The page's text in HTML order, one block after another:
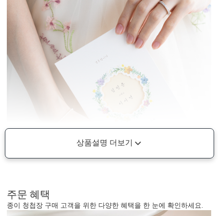
상품설명 더보기
주문 혜택
종이 청첩장 구매 고객을 위한 다양한 혜택을 한 눈에 확인하세요.